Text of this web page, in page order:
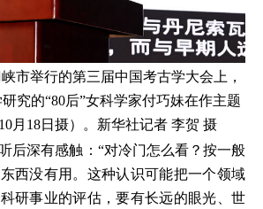
市举行的第三届中国考古学大会上，
究的“80后”女科学家付巧妹在作主题
月18日摄）。新华社记者 李贺 摄
后深有感触：“对冷门怎么看？按一般
西没有用。这种认识可能把一个领域
研事业的评估，要有长远的眼光、世